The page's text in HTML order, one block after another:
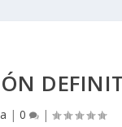
|0 |